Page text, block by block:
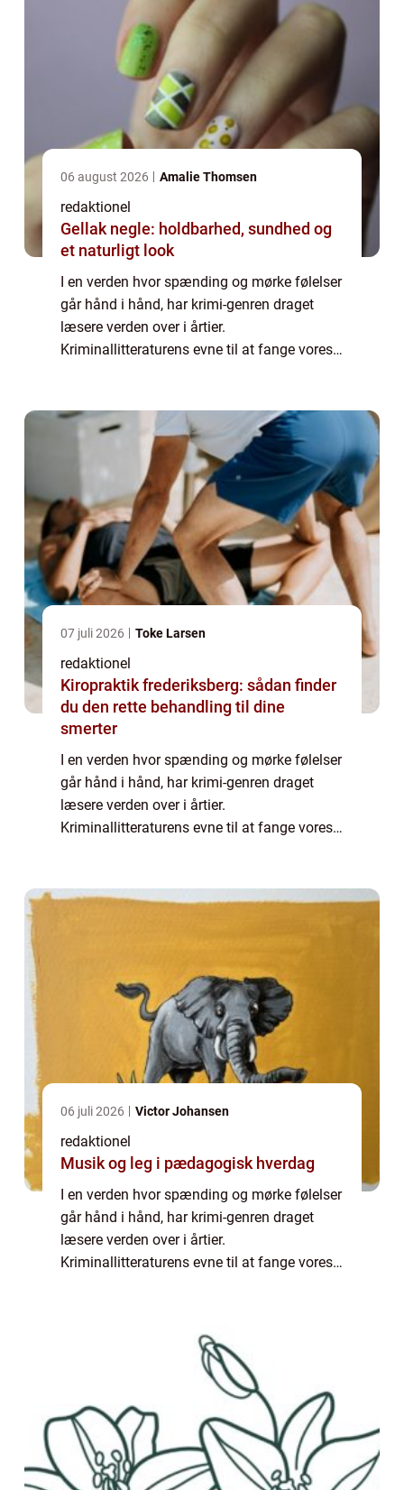
06 august 2026 Amalie Thomsen
redaktionel
Gellak negle: holdbarhed, sundhed og
et naturligt look
I en verden hvor spænding og mørke følelser
går hånd i hånd, har krimi-genren draget
læsere verden over i årtier.
Kriminallitteraturens evne til at fange vores
populære ...
07 juli 2026 Toke Larsen
redaktionel
Kiropraktik frederiksberg: sådan finder
du den rette behandling til dine
smerter
I en verden hvor spænding og mørke følelser
går hånd i hånd, har krimi-genren draget
læsere verden over i årtier.
Kriminallitteraturens evne til at fange vores
populære ...
06 juli 2026 Victor Johansen
redaktionel
Musik og leg i pædagogisk hverdag
I en verden hvor spænding og mørke følelser
går hånd i hånd, har krimi-genren draget
læsere verden over i årtier.
Kriminallitteraturens evne til at fange vores